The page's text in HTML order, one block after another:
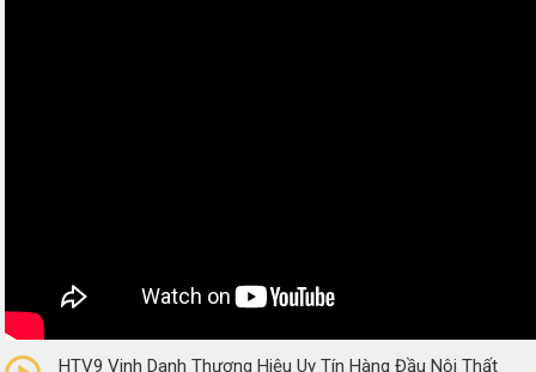
(0 Reviews)
HTV9 Vinh Danh Thương Hiệu Uy Tín Hàng Đầu Nội Thất